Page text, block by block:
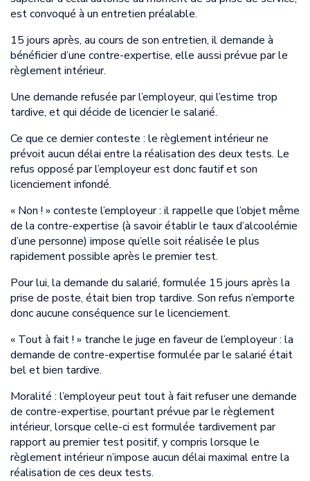
est convoqué à un entretien préalable.
15 jours après, au cours de son entretien, il demande à
bénéficier d’une contre-expertise, elle aussi prévue par le
règlement intérieur.
Une demande refusée par l’employeur, qui l’estime trop
tardive, et qui décide de licencier le salarié.
Ce que ce dernier conteste : le règlement intérieur ne
prévoit aucun délai entre la réalisation des deux tests. Le
refus opposé par l’employeur est donc fautif et son
licenciement infondé.
« Non ! » conteste l’employeur : il rappelle que l’objet même
de la contre-expertise (à savoir établir le taux d’alcoolémie
d’une personne) impose qu’elle soit réalisée le plus
rapidement possible après le premier test.
Pour lui, la demande du salarié, formulée 15 jours après la
prise de poste, était bien trop tardive. Son refus n’emporte
donc aucune conséquence sur le licenciement.
« Tout à fait ! » tranche le juge en faveur de l’employeur : la
demande de contre-expertise formulée par le salarié était
bel et bien tardive.
Moralité : l’employeur peut tout à fait refuser une demande
de contre-expertise, pourtant prévue par le règlement
intérieur, lorsque celle-ci est formulée tardivement par
rapport au premier test positif, y compris lorsque le
règlement intérieur n’impose aucun délai maximal entre la
réalisation de ces deux tests.